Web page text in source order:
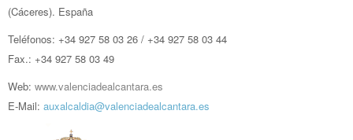
(Cáceres). España
Teléfonos: +34 927 58 03 26 / +34 927 58 03 44
Fax.: +34 927 58 03 49
Web: www.valenciadealcantara.es
E-Mail: auxalcaldia@valenciadealcantara.es